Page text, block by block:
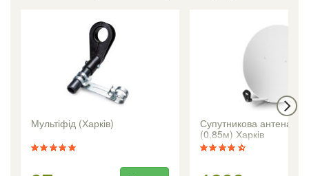
Мультіфід (Харків)
Супутникова антена
(0,85м) Харків